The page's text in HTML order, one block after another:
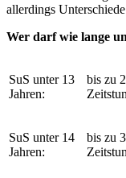
allerdings
Wer darf wie lange
SuS unter 13
Jahren:
bis zu 2
SuS unter 14
Jahren:
bis zu 3